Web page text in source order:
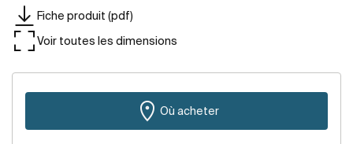
Fiche produit (pdf)
Voir toutes les dimensions
Où acheter